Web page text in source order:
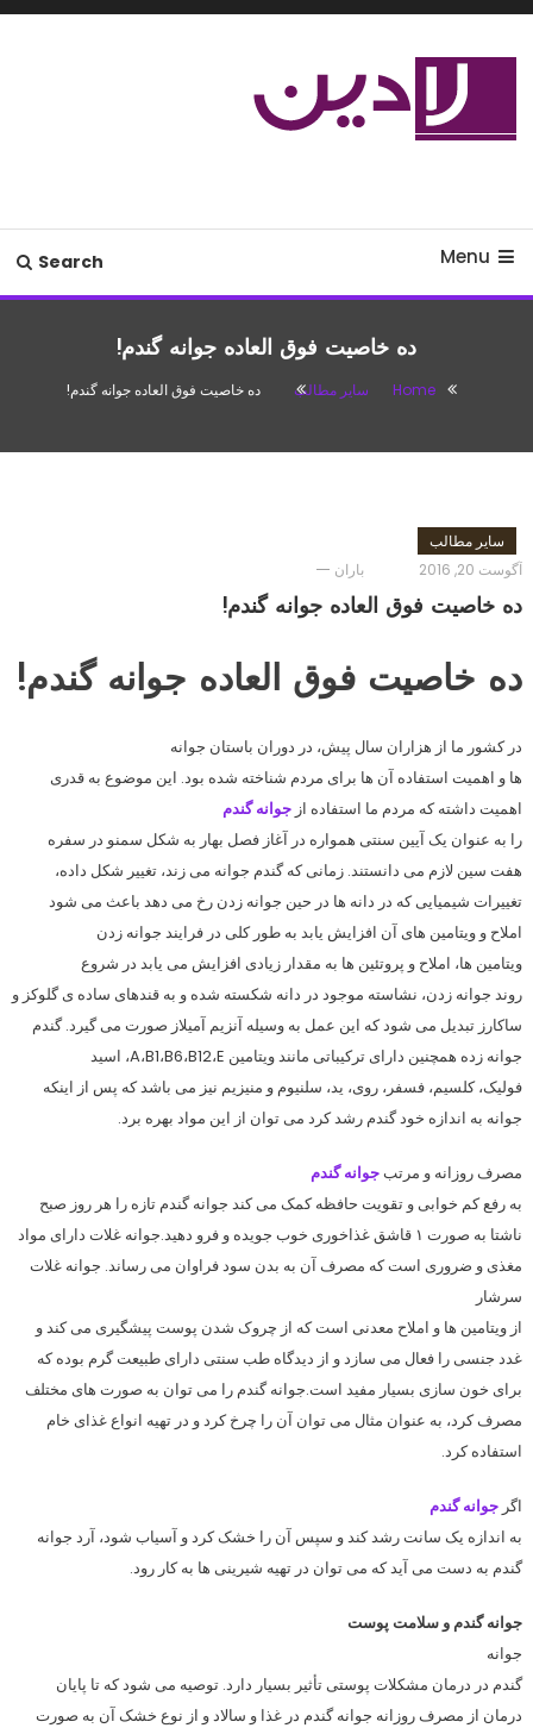
Skip
Menu
Search
ده خاصیت فوق العاده جوانه گندم!
Home سایر مطالب ده خاصیت فوق العاده جوانه گندم!
سایر مطالب
آگوست 20, 2016
باران
ده خاصیت فوق العاده جوانه گندم!
ده خاصیت فوق العاده جوانه گندم!
در کشور ما از هزاران سال پیش، در دوران باستان جوانه
ها و اهمیت استفاده آن ها برای مردم شناخته شده بود. این موضوع به قدری
اهمیت داشته که مردم ما استفاده از جوانه گندم
را به عنوان یک آیین سنتی همواره در آغاز فصل بهار به شکل سمنو در سفره
هفت سین لازم می دانستند. زمانی که گندم جوانه می زند، تغییر شکل داده،
تغییرات شیمیایی که در دانه ها در حین جوانه زدن رخ می دهد باعث می شود
املاح و ویتامین های آن افزایش یابد به طور کلی در فرایند جوانه زدن
ویتامین ها، املاح و پروتئین ها به مقدار زیادی افزایش می یابد در شروع
روند جوانه زدن، نشاسته موجود در دانه شکسته شده و به قندهای ساده ی گلوکز و
ساکارز تبدیل می شود که این عمل به وسیله آنزیم آمیلاز صورت می گیرد. گندم
جوانه زده همچنین دارای ترکیباتی مانند ویتامین A،B1،B6،B12،E، اسید
فولیک، کلسیم، فسفر، روی، ید، سلنیوم و منیزیم نیز می باشد که پس از اینکه
جوانه به اندازه خود گندم رشد کرد می توان از این مواد بهره برد.
مصرف روزانه و مرتبجوانه گندم
به رفع کم خوابی و تقویت حافظه کمک می کند جوانه گندم تازه را هر روز صبح
ناشتا به صورت ۱ قاشق غذاخوری خوب جویده و فرو دهید.جوانه غلات دارای مواد
مغذی و ضروری است که مصرف آن به بدن سود فراوان می رساند. جوانه غلات
سرشار
از ویتامین ها و املاح معدنی است که از چروک شدن پوست پیشگیری می کند و
غدد جنسی را فعال می سازد و از دیدگاه طب سنتی دارای طبیعت گرم بوده که
برای خون سازی بسیار مفید است.جوانه گندم را می توان به صورت های مختلف
مصرف کرد، به عنوان مثال می توان آن را چرخ کرد و در تهیه انواع غذای خام
استفاده کرد.
اگر جوانه گندم
به اندازه یک سانت رشد کند و سپس آن را خشک کرد و آسیاب شود، آرد جوانه
گندم به دست می آید که می توان در تهیه شیرینی ها به کار رود.
جوانه گندم و سلامت پوست
جوانه
گندم در درمان مشکلات پوستی تأثیر بسیار دارد. توصیه می شود که تا پایان
درمان از مصرف روزانه جوانه گندم در غذا و سالاد و از نوع خشک آن به صورت